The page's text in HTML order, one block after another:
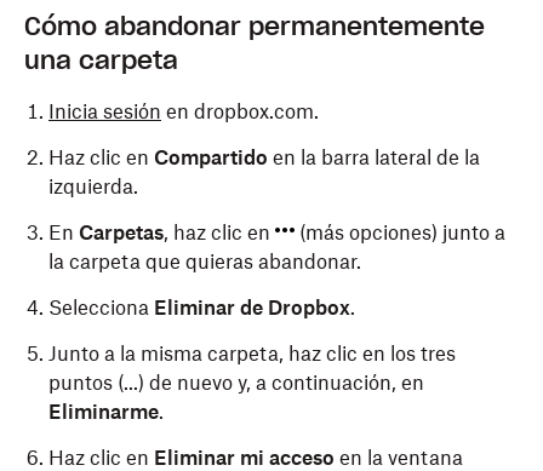
Cómo abandonar permanentemente
una carpeta
Inicia sesión en dropbox.com.
Haz clic en Compartido en la barra lateral de la
izquierda.
En Carpetas, haz clic en
(más opciones) junto a
la carpeta que quieras abandonar.
Selecciona Eliminar de Dropbox.
Junto a la misma carpeta, haz clic en los tres
puntos (...) de nuevo y, a continuación, en
Eliminarme.
Haz clic en Eliminar mi acceso en la ventana